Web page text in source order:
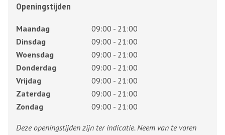
Openingstijden
Maandag
09:00 - 21:00
Dinsdag
09:00 - 21:00
Woensdag
09:00 - 21:00
Donderdag
09:00 - 21:00
Vrijdag
09:00 - 21:00
Zaterdag
09:00 - 21:00
Zondag
09:00 - 21:00
Deze openingstijden zijn ter indicatie. Neem van te voren